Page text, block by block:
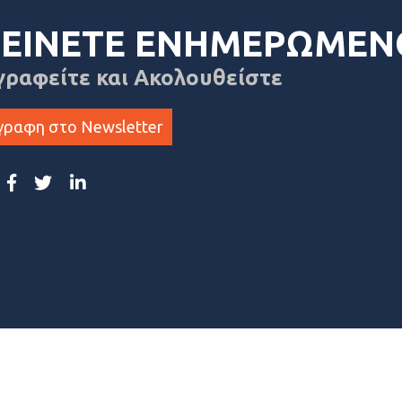
και Ακολουθείστε
στο Newsletter